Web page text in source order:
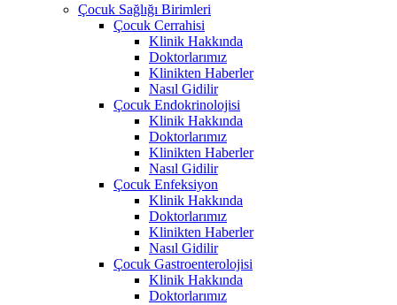
Çocuk Sağlığı Birimleri
Çocuk Cerrahisi
Klinik Hakkında
Doktorlarımız
Klinikten Haberler
Nasıl Gidilir
Çocuk Endokrinolojisi
Klinik Hakkında
Doktorlarımız
Klinikten Haberler
Nasıl Gidilir
Çocuk Enfeksiyon
Klinik Hakkında
Doktorlarımız
Klinikten Haberler
Nasıl Gidilir
Çocuk Gastroenterolojisi
Klinik Hakkında
Doktorlarımız